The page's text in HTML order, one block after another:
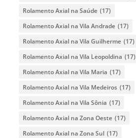
Rolamento Axial na Saúde (17)
Rolamento Axial na Vila Andrade (17)
Rolamento Axial na Vila Guilherme (17)
Rolamento Axial na Vila Leopoldina (17)
Rolamento Axial na Vila Maria (17)
Rolamento Axial na Vila Medeiros (17)
Rolamento Axial na Vila Sônia (17)
Rolamento Axial na Zona Oeste (17)
Rolamento Axial na Zona Sul (17)